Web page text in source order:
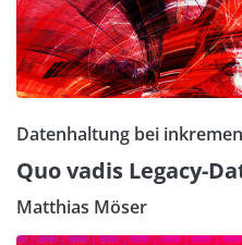
Datenhaltung bei
Quo vadis Legacy-
Matthias Möser